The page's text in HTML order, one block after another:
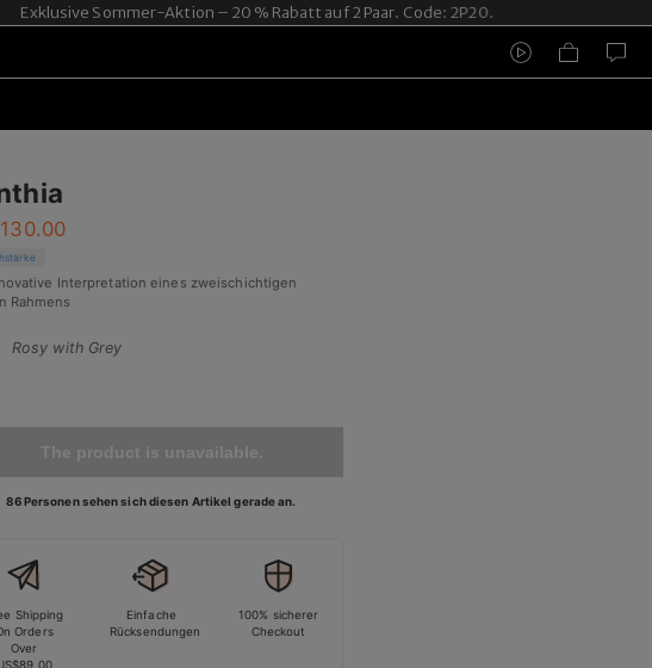
Exklusive Sommer-Aktion – 20 % Rabatt auf 2 Paar. Code: 2P20.
130.00
Interpretation eines zweischichtigen
Rahmens
Rosy with Grey
The product is unavailable.
86 Personen sehen sich diesen Artikel gerade an.
Shipping
Orders
Over
Einfache
Rücksendungen
100% sicherer
Checkout